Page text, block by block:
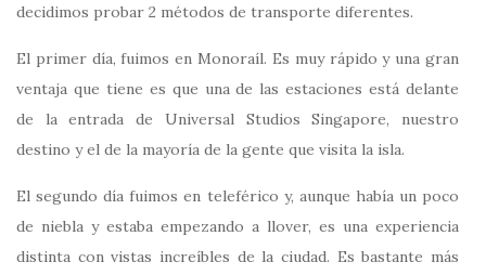
decidimos probar 2 métodos de transporte diferentes.
El primer día, fuimos en Monoraíl. Es muy rápido y una gran
ventaja que tiene es que una de las estaciones está delante
de la entrada de Universal Studios Singapore, nuestro
destino y el de la mayoría de la gente que visita la isla.
El segundo día fuimos en teleférico y, aunque había un poco
de niebla y estaba empezando a llover, es una experiencia
distinta con vistas increíbles de la ciudad. Es bastante más